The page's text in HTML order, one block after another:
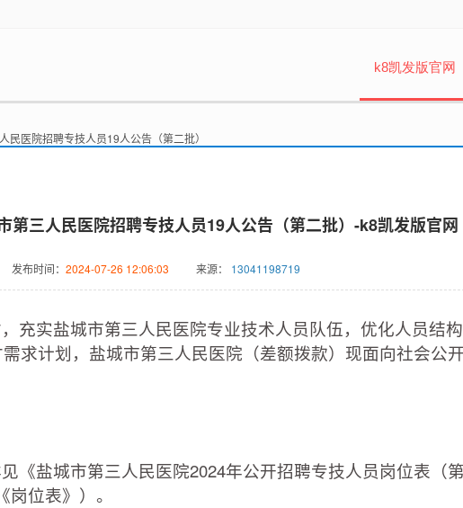
k8凯发版官网
民医院招聘专技人员19人公告（第二批）
第三人民医院招聘专技人员19人公告（第二批）-k8凯发版官网
发布时间： 2024-07-26 12:06:03 来源： 13041198719
实盐城市第三人民医院专业技术人员队伍，优化人员结
求计划，盐城市第三人民医院（差额拨款）现面向社会公
盐城市第三人民医院2024年公开招聘专技人员岗位表（
位表》）。